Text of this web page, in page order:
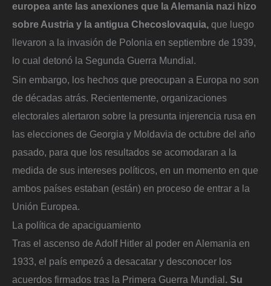
europea ante las anexiones que la Alemania nazi hizo
sobre Austria y la antigua Checoslovaquia, que luego
llevaron a la invasión de Polonia en septiembre de 1939,
lo cual detonó la Segunda Guerra Mundial.
Sin embargo, los hechos que preocupan a Europa no son
de décadas atrás. Recientemente, organizaciones
electorales alertaron sobre la presunta injerencia rusa en
las elecciones de Georgia y Moldavia de octubre del año
pasado, para que los resultados se acomodaran a la
medida de sus intereses políticos, en un momento en que
ambos países estaban (están) en proceso de entrar a la
Unión Europea.
La política de apaciguamiento
Tras el ascenso de Adolf Hitler al poder en Alemania en
1933, el país empezó a desacatar y desconocer los
acuerdos firmados tras la Primera Guerra Mundial. Su